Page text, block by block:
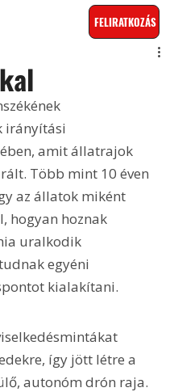
FELIRATKOZÁS
irányítási
amit állatrajok
Több mint 10 éven
az állatok miként
hogyan hoznak
uralkodik
egyéni
kialakítani.
így jött létre a
autonóm drón raja.